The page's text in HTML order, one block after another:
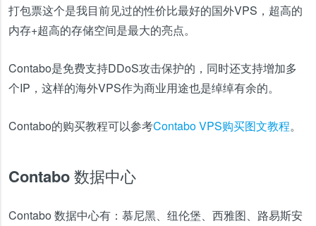
打包票这个是我目前见过的性价比最好的国外VPS，超高的
内存+超高的存储空间是最大的亮点。
Contabo是免费支持DDoS攻击保护的，同时还支持增加多
个IP，这样的海外VPS作为商业用途也是绰绰有余的。
Contabo的购买教程可以参考Contabo VPS购买图文教程。
Contabo 数据中心
Contabo 数据中心有：慕尼黑、纽伦堡、西雅图、路易斯安